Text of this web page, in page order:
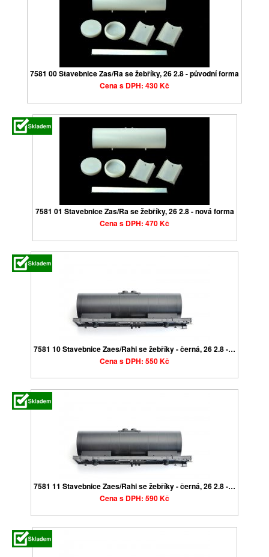
7581 00 Stavebnice Zas/Ra se žebříky, 26 2.8 - původní forma
Cena s DPH: 430 Kč
7581 01 Stavebnice Zas/Ra se žebříky, 26 2.8 - nová forma
Cena s DPH: 470 Kč
7581 10 Stavebnice Zaes/Rahi se žebříky - černá, 26 2.8 -…
Cena s DPH: 550 Kč
7581 11 Stavebnice Zaes/Rahi se žebříky - černá, 26 2.8 -…
Cena s DPH: 590 Kč